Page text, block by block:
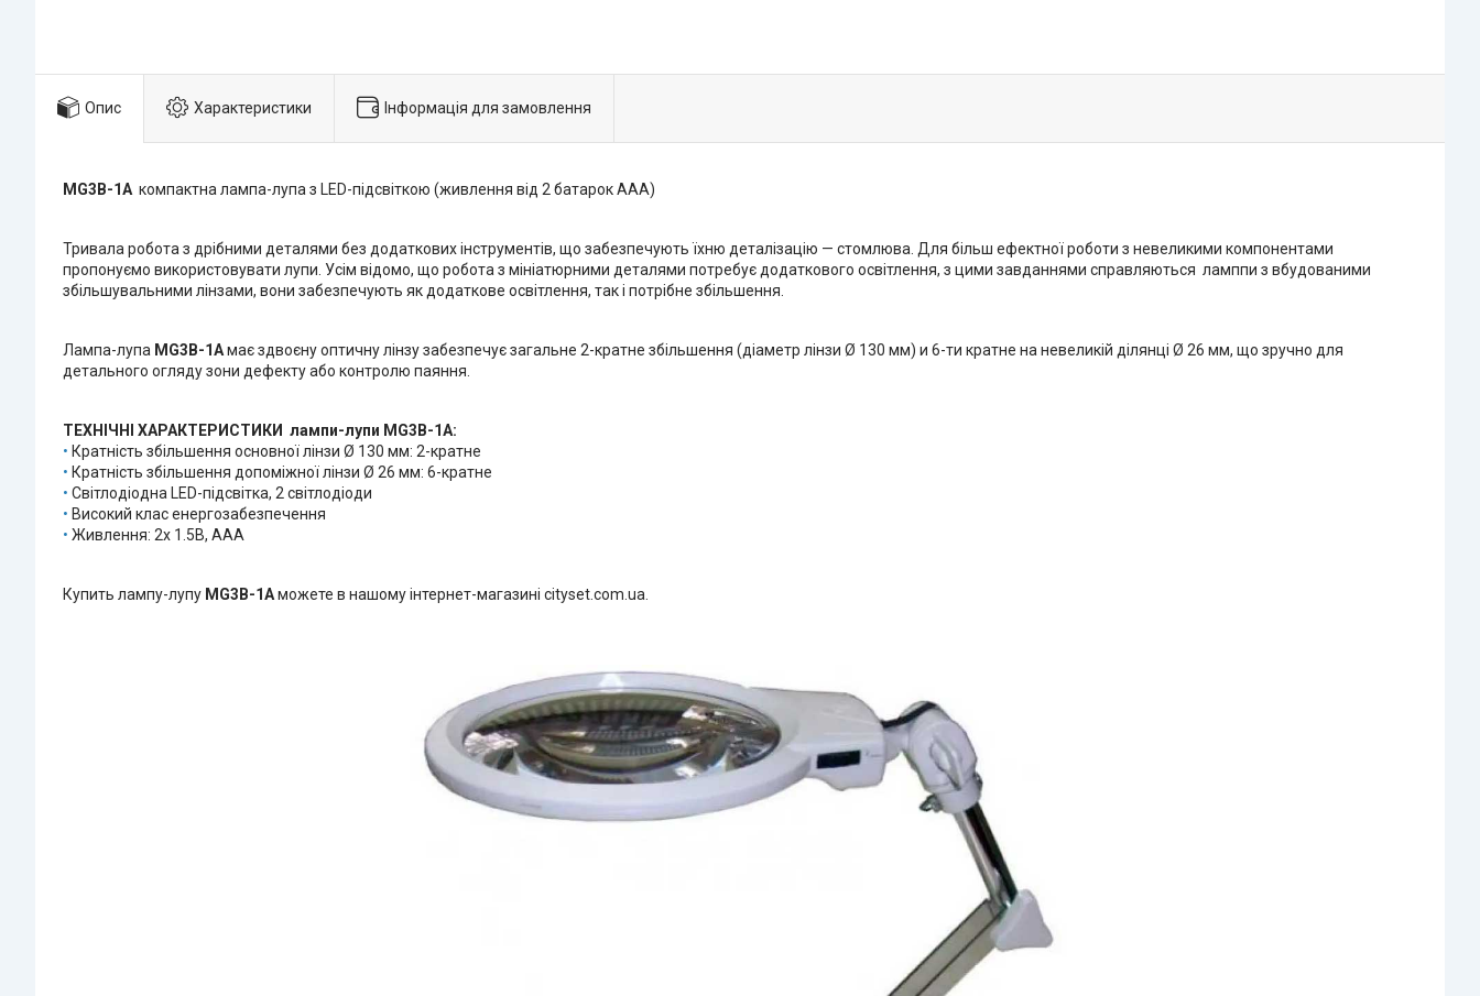
Опис Характеристики Інформація для замовлення
MG3B-1A компактна лампа-лупа з LED-підсвіткою (живлення від 2 батарок ААА)
Тривала робота з дрібними деталями без додаткових інструментів, що забезпечують їхню деталізацію — стомлюва. Для більш ефектної роботи з невеликими компонентами
пропонуємо використовувати лупи. Усім відомо, що робота з мініатюрними деталями потребує додаткового освітлення, з цими завданнями справляються ламппи з вбудованими
збільшувальними лінзами, вони забезпечують як додаткове освітлення, так і потрібне збільшення.
Лампа-лупа MG3B-1Aмає здвоєну оптичну лінзу забезпечує загальне 2-кратне збільшення (діаметр лінзи Ø 130 мм) и 6-ти кратне на невеликій ділянці Ø 26 мм, що зручно для
детального огляду зони дефекту або контролю паяння.
ТЕХНІЧНІ ХАРАКТЕРИСТИКИ лампи-лупи MG3B-1A:
• Кратність збільшення основної лінзи Ø 130 мм: 2-кратне
• Кратність збільшення допоміжної лінзи Ø 26 мм: 6-кратне
• Світлодіодна LED-підсвітка, 2 світлодіоди
• Високий клас енергозабезпечення
• Живлення: 2х 1.5В, ААА
Купить лампу-лупу MG3B-1Aможете в нашому інтернет-магазині cityset.com.ua.